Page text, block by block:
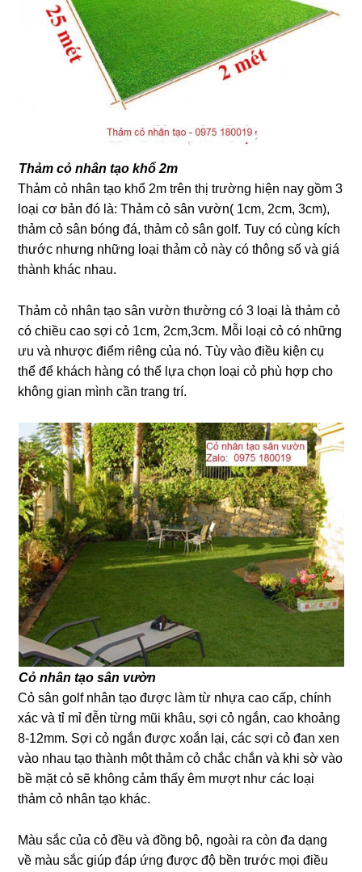
Thảm cỏ nhân tạo khổ 2m
Thảm cỏ nhân tạo khổ 2m trên thị trường hiện nay gồm 3
loại cơ bản đó là: Thảm cỏ sân vườn( 1cm, 2cm, 3cm),
thảm cỏ sân bóng đá, thảm cỏ sân golf. Tuy có cùng kích
thước nhưng những loại thảm cỏ này có thông số và giá
thành khác nhau.
Thảm cỏ nhân tạo sân vườn thường có 3 loại là thảm cỏ
có chiều cao sợi cỏ 1cm, 2cm,3cm. Mỗi loại cỏ có những
ưu và nhược điểm riêng của nó. Tùy vào điều kiện cụ
thể để khách hàng có thể lựa chọn loại cỏ phù hợp cho
không gian mình cần trang trí.
Cỏ nhân tạo sân vườn
Cỏ sân golf nhân tạo được làm từ nhựa cao cấp, chính
xác và tỉ mỉ đễn từng mũi khâu, sợi cỏ ngắn, cao khoảng
8-12mm. Sợi cỏ ngắn được xoắn lại, các sợi cỏ đan xen
vào nhau tạo thành một thảm cỏ chắc chắn và khi sờ vào
bề mặt cỏ sẽ không cảm thấy êm mượt như các loại
thảm cỏ nhân tạo khác.
Màu sắc của cỏ đều và đồng bộ, ngoài ra còn đa dạng
về màu sắc giúp đáp ứng được độ bền trước mọi điều